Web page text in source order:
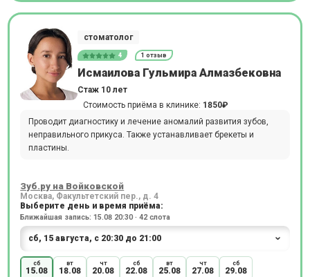
стоматолог
4 1 отзыв
Исмаилова Гульмира Алмазбековна
Стаж 10 лет
Стоимость приёма в клинике: 1850₽
Проводит диагностику и лечение аномалий развития зубов,
неправильного прикуса. Также устанавливает брекеты и
пластины.
Зуб.ру на Войковской
Москва, Факультетский пер., д. 4
Выберите день и время приёма:
Ближайшая запись: 15.08 20:30 · 42 слота
сб
15.08
вт
18.08
чт
20.08
сб
22.08
вт
25.08
чт
27.08
сб
29.08